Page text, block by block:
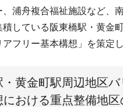
、浦舟複合福祉施設など、
積している阪東橋駅・黄金
フリー基本構想」を策定し
・黄金町駅周辺地区
おける重点整備地区